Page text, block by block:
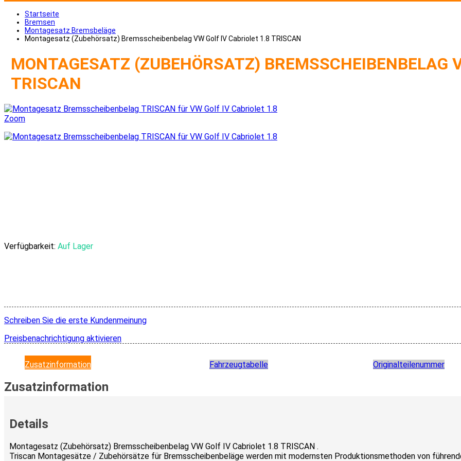
Startseite
Bremsen
Montagesatz Bremsbeläge
Montagesatz (Zubehörsatz) Bremsscheibenbelag VW Golf IV Cabriolet 1.8 TRISCAN
MONTAGESATZ (ZUBEHÖRSATZ) BREMSSCHEIBENBELAG
TRISCAN
Zoom
Verfügbarkeit: Auf Lager
Schreiben Sie die erste Kundenmeinung
Preisbenachrichtigung aktivieren
Zusatzinformation Fahrzeugtabelle Originalteilenummer
Zusatzinformation
Details
Montagesatz (Zubehörsatz) Bremsscheibenbelag VW Golf IV Cabriolet 1.8 TRISCAN .
Triscan Montagesätze / Zubehörsätze für Bremsscheibenbeläge werden mit modernsten Produktionsmethoden von